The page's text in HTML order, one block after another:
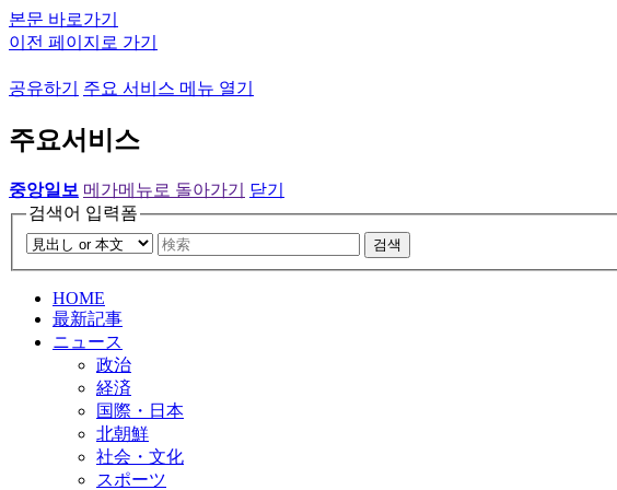
본문 바로가기
이전 페이지로 가기
공유하기 주요 서비스 메뉴 열기
주요서비스
중앙일보 메가메뉴로 돌아가기
닫기
검색어 입력폼
검색
HOME
最新記事
ニュース
政治
経済
国際・日本
北朝鮮
社会・文化
スポーツ